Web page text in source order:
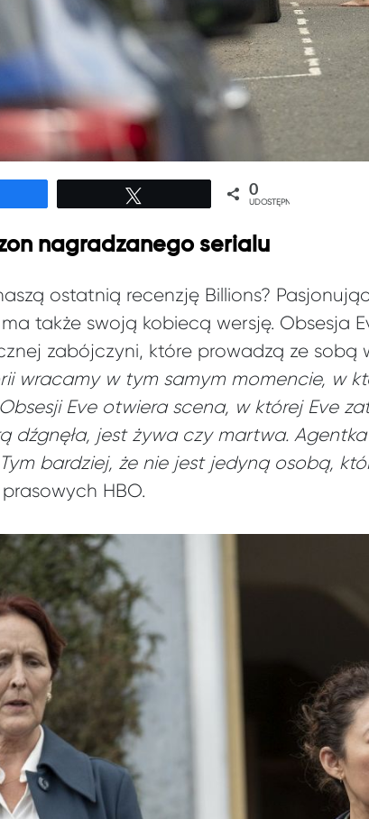
0
UDOSTĘPNIEŃ
nagradzanego serialu
ostatnią recenzję Billions?
także swoją kobiecą wersję. Obsesja
zabójczyni, które prowadzą ze sobą
wracamy w tym samym momencie, w
Eve otwiera scena, w której Eve
dźgnęła, jest żywa czy martwa.
bardziej, że nie jest jedyną osobą,
HBO.